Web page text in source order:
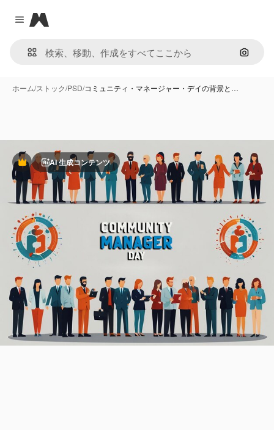
Close menu
Magnific
画像で
ホーム/ストック/PSD/コミュニティ・マネージャー・デイの背景と…
PremiumAI 生成コンテンツ